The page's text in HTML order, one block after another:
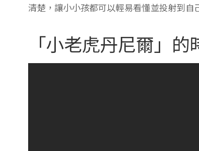
清楚，讓小小孩都可以輕易看懂並投射到自
「小老虎丹尼爾」